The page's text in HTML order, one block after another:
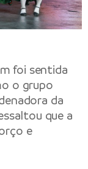
foi sentida
o grupo
da
que a
e